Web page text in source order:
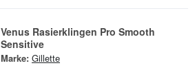
Venus Rasierklingen Pro Smooth
Sensitive
Marke: Gillette